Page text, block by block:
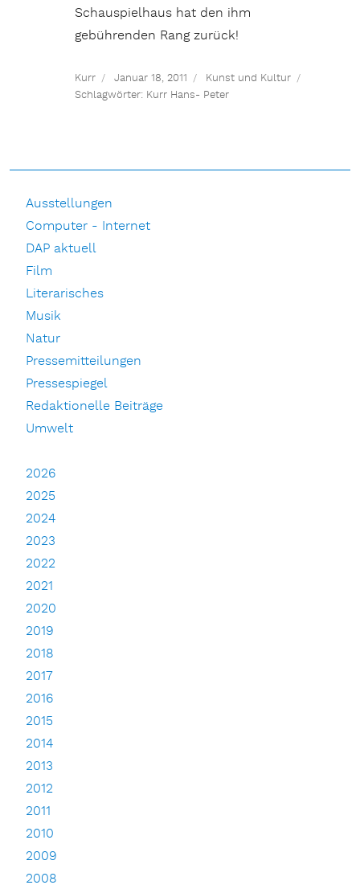
Schauspielhaus hat den ihm
gebührenden Rang zurück!
Kurr Januar 18, 2011
Kunst und Kultur
Schlagwörter: Kurr Hans- Peter
Ausstellungen
Computer - Internet
DAP aktuell
Film
Literarisches
Musik
Natur
Pressemitteilungen
Pressespiegel
Redaktionelle Beiträge
Umwelt
2026
2025
2024
2023
2022
2021
2020
2019
2018
2017
2016
2015
2014
2013
2012
2011
2010
2009
2008